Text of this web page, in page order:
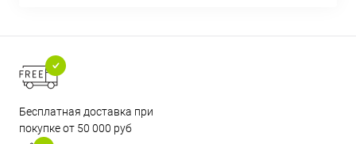
Бесплатная доставка при
покупке от 50 000 руб